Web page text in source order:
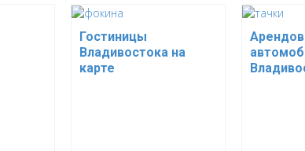
Гостиницы
Владивостока на
карте